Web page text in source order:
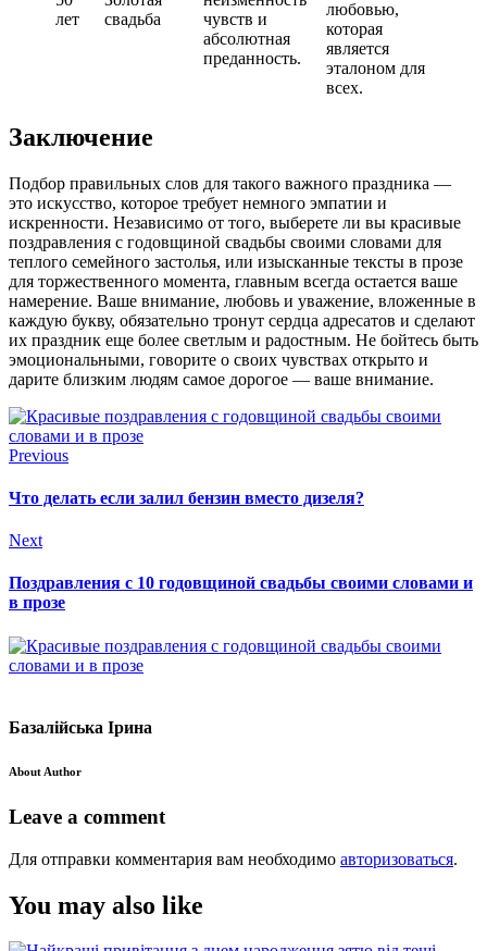
лет
свадьба
чувств и
абсолютная
преданность.
любовью,
которая
является
эталоном для
всех.
Заключение
Подбор правильных слов для такого важного праздника —
это искусство, которое требует немного эмпатии и
искренности. Независимо от того, выберете ли вы красивые
поздравления с годовщиной свадьбы своими словами для
теплого семейного застолья, или изысканные тексты в прозе
для торжественного момента, главным всегда остается ваше
намерение. Ваше внимание, любовь и уважение, вложенные в
каждую букву, обязательно тронут сердца адресатов и сделают
их праздник еще более светлым и радостным. Не бойтесь быть
эмоциональными, говорите о своих чувствах открыто и
дарите близким людям самое дорогое — ваше внимание.
Previous
Что делать если залил бензин вместо дизеля?
Next
Поздравления с 10 годовщиной свадьбы своими словами и
в прозе
Базалійська Ірина
About Author
Leave a comment
Для отправки комментария вам необходимо авторизоваться.
You may also like